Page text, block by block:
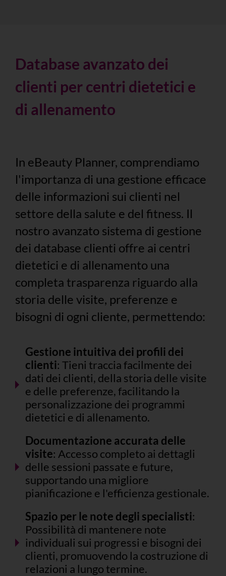
Database avanzato dei
clienti per centri dietetici e
di allenamento
In eBeauty Planner, comprendiamo
l'importanza di una gestione efficace
delle informazioni sui clienti nel
settore della salute e del fitness. Il
nostro avanzato sistema di gestione
dei database clienti offre ai centri
dietetici e di allenamento una
completa trasparenza riguardo alla
storia delle visite, preferenze e
bisogni di ogni cliente, permettendo:
Gestione intuitiva dei profili dei
clienti: Tieni traccia facilmente dei
dati dei clienti, della storia delle visite
e delle preferenze, facilitando la
personalizzazione dei programmi
dietetici e di allenamento.
Documentazione accurata delle
visite: Accesso completo ai dettagli
delle sessioni passate e future,
supportando una migliore
pianificazione e l'efficienza gestionale.
Spazio per le note degli specialisti:
Possibilità di mantenere note
individuali sui progressi e bisogni dei
clienti, promuovendo la costruzione di
relazioni a lungo termine.